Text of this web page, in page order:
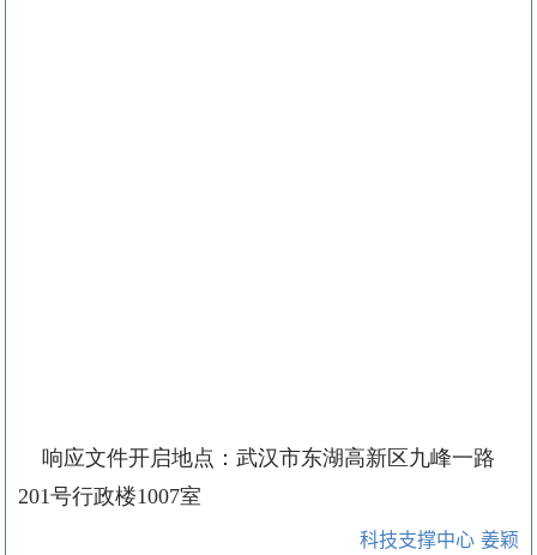
响应文件开启地点：武汉市东湖高新区九峰一路
201号行政楼1007室
科技支撑中心 姜颖